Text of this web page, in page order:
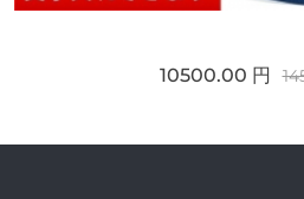
10500.00 円